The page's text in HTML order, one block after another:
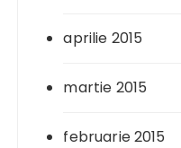
aprilie 2015
martie 2015
februarie 2015